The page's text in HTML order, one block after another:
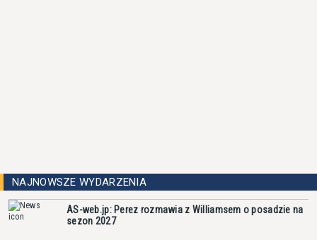
NAJNOWSZE WYDARZENIA
AS-web.jp: Perez rozmawia z Williamsem o posadzie na
sezon 2027